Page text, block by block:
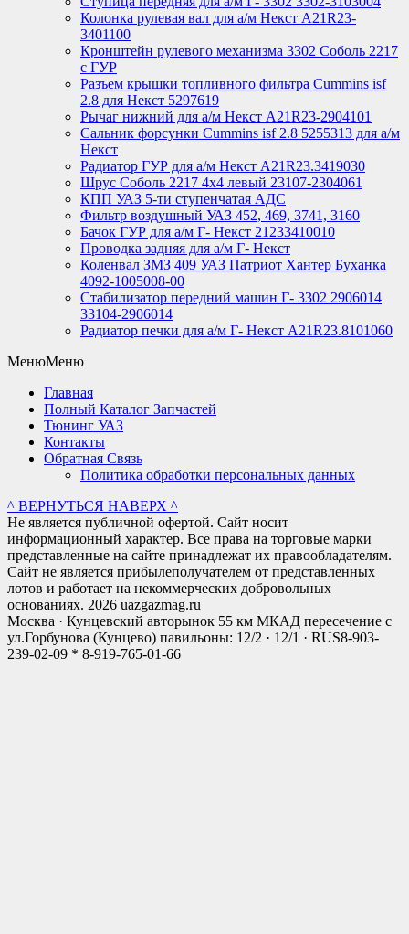
Колонка рулевая вал для а/м Некст A21R23-
3401100
Кронштейн рулевого механизма 3302 Соболь 2217
с ГУР
Разъем крышки топливного фильтра Cummins isf
2.8 для Некст 5297619
Рычаг нижний для а/м Некст А21R23-2904101
Сальник форсунки Cummins isf 2.8 5255313 для а/м
Некст
Радиатор ГУР для а/м Некст A21R23.3419030
Шрус Соболь 2217 4х4 левый 23107-2304061
КПП УАЗ 5-ти ступенчатая АДС
Фильтр воздушный УАЗ 452, 469, 3741, 3160
Бачок ГУР для а/м Г- Некст 21233410010
Проводка задняя для а/м Г- Некст
Коленвал ЗМЗ 409 УАЗ Патриот Хантер Буханка
4092-1005008-00
Стабилизатор передний машин Г- 3302 2906014
33104-2906014
Радиатор печки для а/м Г- Некст А21R23.8101060
МенюМеню
Главная
Полный Каталог Запчастей
Тюнинг УАЗ
Контакты
Обратная Связь
Политика обработки персональных данных
^ ВЕРНУТЬСЯ НАВЕРХ ^
Не является публичной офертой. Сайт носит
информационный характер. Все права на торговые марки
представленные на сайте принадлежат их правообладателям.
Сайт не является прибылеполучателем от представленных
лотов и работает на некоммерческих добровольных
основаниях. 2026 uazgazmag.ru
Москва · Кунцевский авторынок 55 км МКАД пересечение с
ул.Горбунова (Кунцево) павильоны: 12/2 · 12/1 · RUS8-903-
239-02-09 * 8-919-765-01-66